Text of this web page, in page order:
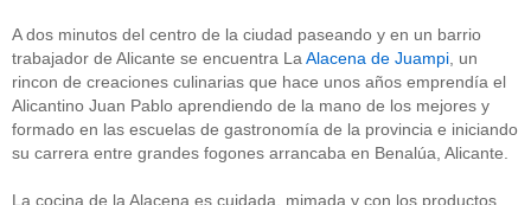
A dos minutos del centro de la ciudad paseando y en un barrio
trabajador de Alicante se encuentra La Alacena de Juampi , un
rincon de creaciones culinarias que hace unos años emprendía el
Alicantino Juan Pablo aprendiendo de la mano de los mejores y
formado en las escuelas de gastronomía de la provincia e iniciando
su carrera entre grandes fogones arrancaba en Benalúa, Alicante.
La cocina de la Alacena es cuidada, mimada y con los productos